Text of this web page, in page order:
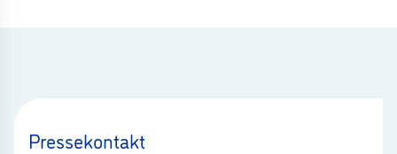
Pressekontakt